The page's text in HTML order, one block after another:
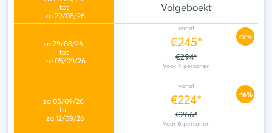
Volgeboekt
-17%
vanaf
€245*
€294*
-16%
vanaf
€224*
€266*